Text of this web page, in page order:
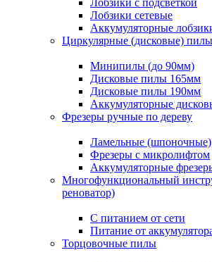
Лобзики с подсветкой
Лобзики сетевые
Аккумуляторные
Циркулярные (дисковые) пилы
Минипилы (до 90мм)
Дисковые пилы 165мм
Дисковые пилы 190мм
Аккумуляторные
Фрезеры ручные по дереву
Ламельные (шпоночные)
Фрезеры с микролифтом
Аккумуляторные
Многофункциональный
реноватор)
С питанием от сети
Питание от
Торцовочные пилы